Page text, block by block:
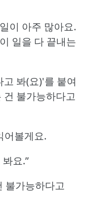
이 아주 많아요.
일을 다 끝내는
고 봐(요)'를 붙여
건 불가능하다고
어볼게요.
요.”
불가능하다고